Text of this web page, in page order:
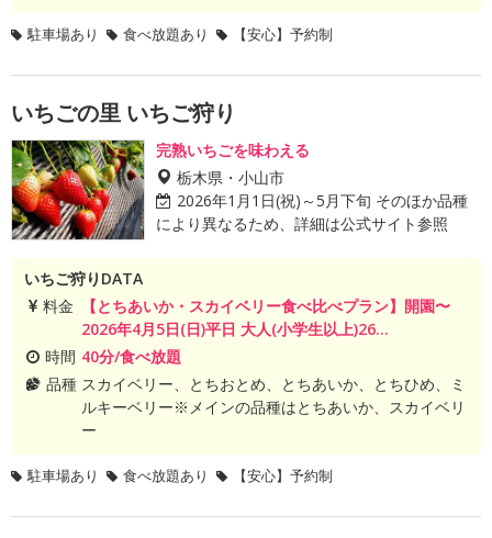
駐車場あり 食べ放題あり 【安心】予約制
いちごの里 いちご狩り
完熟いちごを味わえる
栃木県・小山市
2026年1月1日(祝)～5月下旬 そのほか品種
により異なるため、詳細は公式サイト参照
いちご狩りDATA
料金
【とちあいか・スカイベリー食べ比べプラン】開園〜
2026年4月5日(日)平日 大人(小学生以上)26...
時間 40分/食べ放題
品種 スカイベリー、とちおとめ、とちあいか、とちひめ、ミ
ルキーベリー※メインの品種はとちあいか、スカイベリ
ー
駐車場あり 食べ放題あり 【安心】予約制